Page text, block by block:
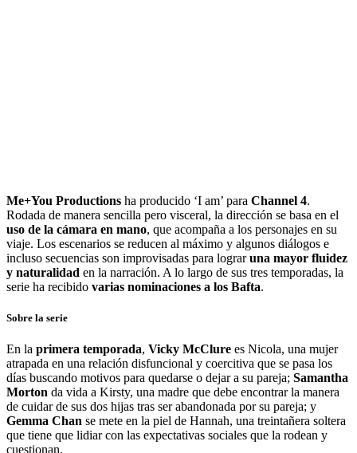
Me+You Productions ha producido ‘I am’ para Channel 4.
Rodada de manera sencilla pero visceral, la dirección se basa en el
uso de la cámara en mano, que acompaña a los personajes en su
viaje. Los escenarios se reducen al máximo y algunos diálogos e
incluso secuencias son improvisadas para lograruna mayor fluidez
y naturalidad en la narración. A lo largo de sus tres temporadas, la
serie ha recibido varias nominaciones a los Bafta.
Sobre la serie
En la primera temporada, Vicky McClure es Nicola, una mujer
atrapada en una relación disfuncional y coercitiva que se pasa los
días buscando motivos para quedarse o dejar a su pareja; Samantha
Morton da vida a Kirsty, una madre que debe encontrar la manera
de cuidar de sus dos hijas tras ser abandonada por su pareja; y
Gemma Chan se mete en la piel de Hannah, una treintañera soltera
que tiene que lidiar con las expectativas sociales que la rodean y
cuestionan.